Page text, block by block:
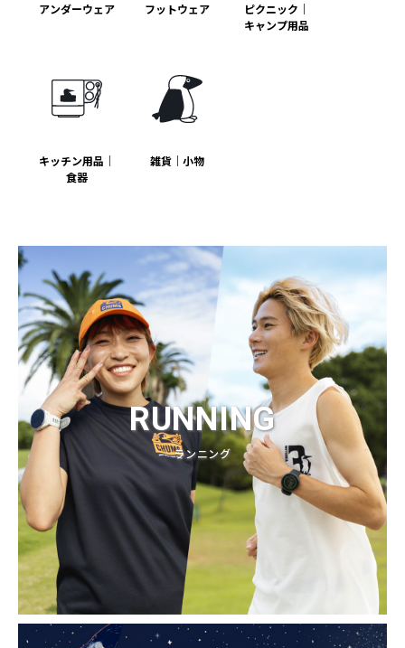
アンダーウェア フットウェア
ピクニック｜
キャンプ用品
キッチン用品｜
食器
雑貨｜小物
RUNNING
ランニング